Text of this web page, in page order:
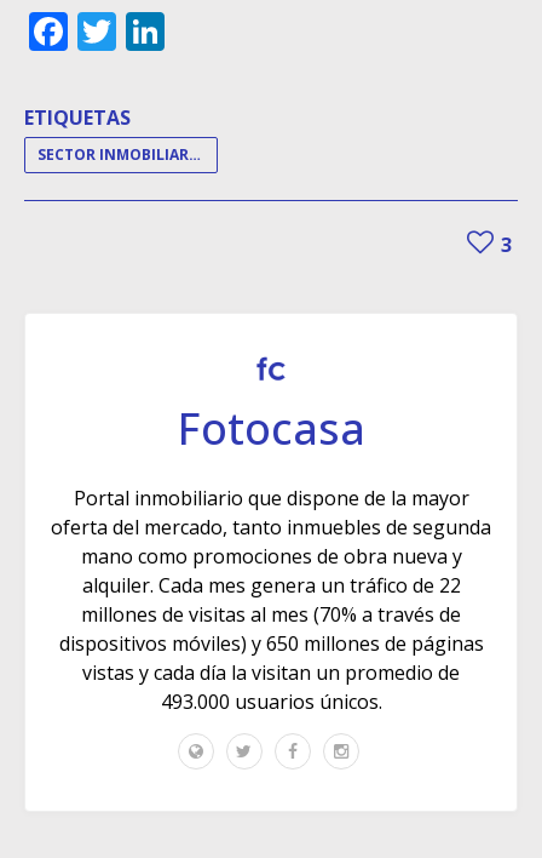
Facebook
Twitter
ETIQUETAS
SECTOR INMOBILIARIO
3
Fotocasa
Portal inmobiliario que dispone de la mayor
oferta del mercado, tanto inmuebles de segunda
mano como promociones de obra nueva y
alquiler. Cada mes genera un tráfico de 22
millones de visitas al mes (70% a través de
dispositivos móviles) y 650 millones de páginas
vistas y cada día la visitan un promedio de
493.000 usuarios únicos.